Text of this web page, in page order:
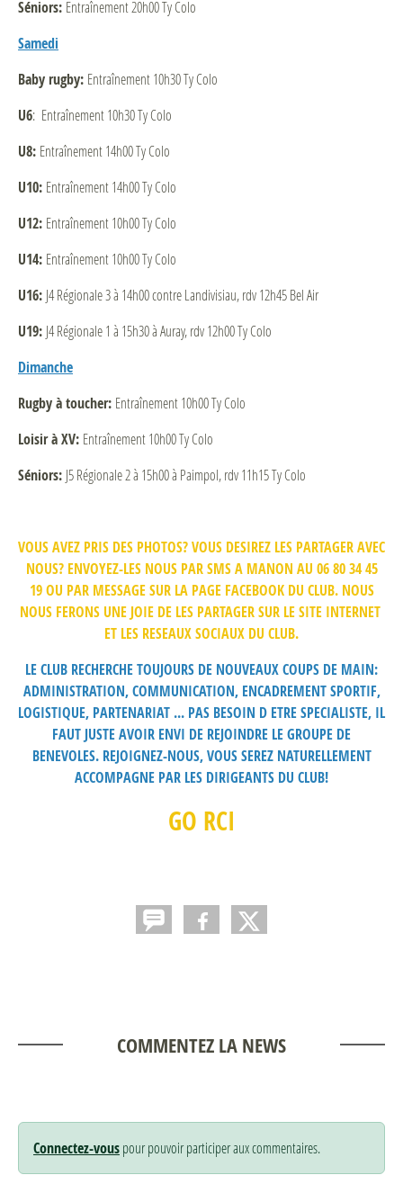
Séniors: Entraînement 20h00 Ty Colo
Samedi
Baby rugby: Entraînement 10h30 Ty Colo
U6: Entraînement 10h30 Ty Colo
U8: Entraînement 14h00 Ty Colo
U10: Entraînement 14h00 Ty Colo
U12: Entraînement 10h00 Ty Colo
U14: Entraînement 10h00 Ty Colo
U16: J4 Régionale 3 à 14h00 contre Landivisiau, rdv 12h45 Bel Air
U19: J4 Régionale 1 à 15h30 à Auray, rdv 12h00 Ty Colo
Dimanche
Rugby à toucher: Entraînement 10h00 Ty Colo
Loisir à XV: Entraînement 10h00 Ty Colo
Séniors: J5 Régionale 2 à 15h00 à Paimpol, rdv 11h15 Ty Colo
VOUS AVEZ PRIS DES PHOTOS? VOUS DESIREZ LES PARTAGER AVEC
NOUS? ENVOYEZ-LES NOUS PAR SMS A MANON AU 06 80 34 45
19 OU PAR MESSAGE SUR LA PAGE FACEBOOK DU CLUB. NOUS
NOUS FERONS UNE JOIE DE LES PARTAGER SUR LE SITE INTERNET
ET LES RESEAUX SOCIAUX DU CLUB.
LE CLUB RECHERCHE TOUJOURS DE NOUVEAUX COUPS DE MAIN:
ADMINISTRATION, COMMUNICATION, ENCADREMENT SPORTIF,
LOGISTIQUE, PARTENARIAT ... PAS BESOIN D ETRE SPECIALISTE, IL
FAUT JUSTE AVOIR ENVI DE REJOINDRE LE GROUPE DE
BENEVOLES. REJOIGNEZ-NOUS, VOUS SEREZ NATURELLEMENT
ACCOMPAGNE PAR LES DIRIGEANTS DU CLUB!
GO RCI
COMMENTEZ LA NEWS
Connectez-vouspour pouvoir participer aux commentaires.